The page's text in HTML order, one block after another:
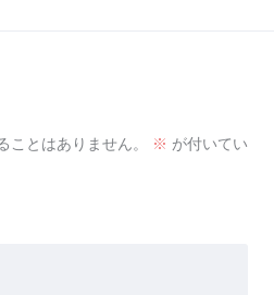
ことはありません。 ※ が付いてい